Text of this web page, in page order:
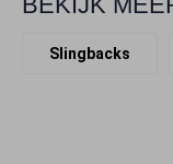
Slingbacks